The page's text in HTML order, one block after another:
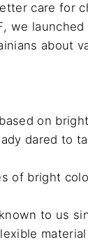
care for
we
about
on
dared to
of bright
to us